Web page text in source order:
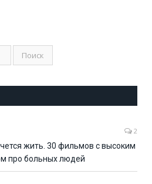
2
жить. 30 фильмов с высоким
про больных людей